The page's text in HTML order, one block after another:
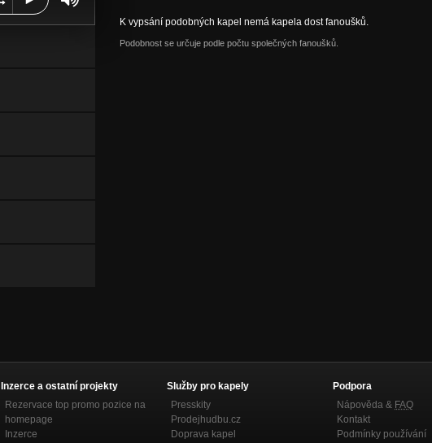
K vypsání podobných kapel nemá kapela dost fanoušků.
Podobnost se určuje podle počtu společných fanoušků.
Inzerce a ostatní projekty
Rezervace top promo pozice na
homepage
Inzerce
Služby pro kapely
Presskity
Prodejhudbu.cz
Doprava kapel
Podpora
Nápověda & FAQ
Kontakt
Podmínky používání